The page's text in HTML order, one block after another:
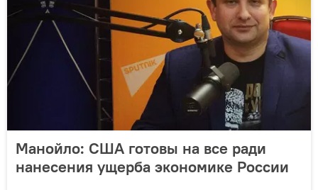
Манойло: США готовы на все ради
нанесения ущерба экономике России